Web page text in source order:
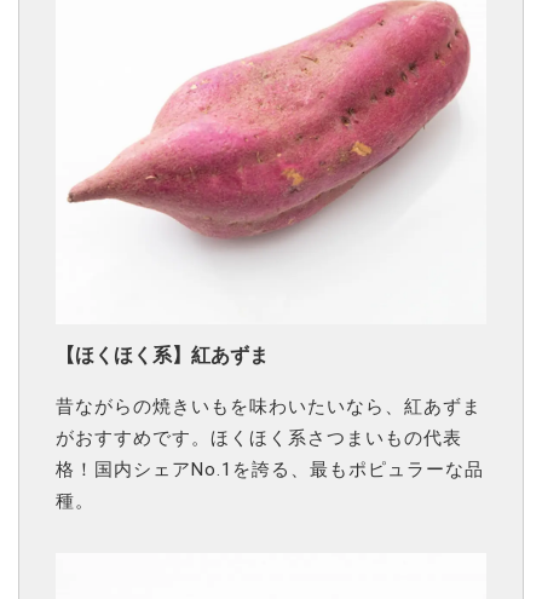
【ほくほく系】紅あずま
昔ながらの焼きいもを味わいたいなら、紅あずま
がおすすめです。ほくほく系さつまいもの代表
格！国内シェアNo.1を誇る、最もポピュラーな品
種。